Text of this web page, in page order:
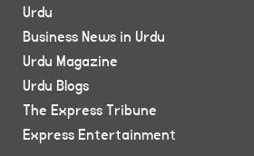
Urdu
Business News in Urdu
Urdu Magazine
Urdu Blogs
The Express Tribune
Express Entertainment